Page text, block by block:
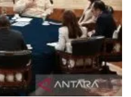
jurnalis dialog hingga